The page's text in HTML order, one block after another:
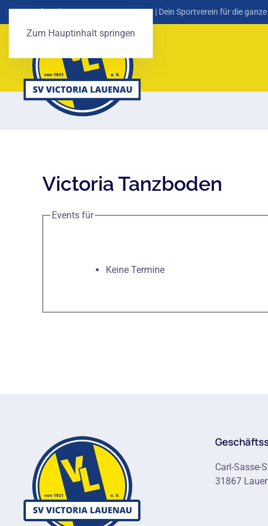
Zum Hauptinhalt springen
SV Victoria Lauenau von 1921 e. V. | Dein Sportverein für die
Victoria Tanzboden
Events für
Keine Termine
Carl-Sasse-
31867